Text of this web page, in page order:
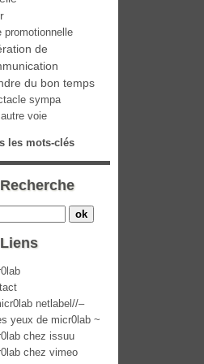
promotionnelle
de
du bon temps
sympa
voie
les mots-clés
Recherche
Liens
netlabel//–
yeux de micr0lab ~
chez issuu
chez vimeo